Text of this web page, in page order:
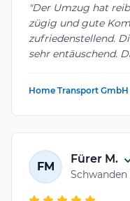
"Der Umzug hat
zügig und gute
zufriedenstellend.
sehr entäuschend.
Home Transport
FM
Fürer M.
Schwanden